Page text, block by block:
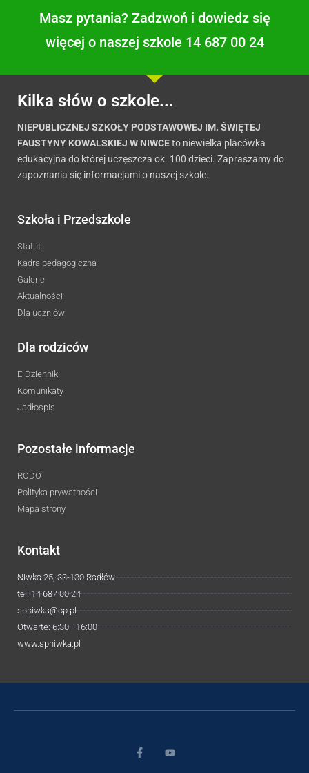
Masz pytania? Zadzwoń i dowiedz się
więcej o naszej szkole 14 687 00 24
Kilka słów o szkole...
NIEPUBLICZNEJ SZKOŁY PODSTAWOWEJ IM. ŚWIĘTEJ
FAUSTYNY KOWALSKIEJ W NIWCEto niewielka placówka
edukacyjna do której uczęszcza ok. 100 dzieci. Zapraszamy do
zapoznania się informacjami o naszej szkole.
Szkoła i Przedszkole
Statut
Kadra pedagogiczna
Galerie
Aktualności
Dla uczniów
Dla rodziców
E-Dziennik
Komunikaty
Jadłospis
Pozostałe informacje
RODO
Polityka prywatności
Mapa strony
Kontakt
Niwka 25, 33-130 Radłów
tel. 14 687 00 24
spniwka@op.pl
Otwarte: 6:30 - 16:00
www.spniwka.pl